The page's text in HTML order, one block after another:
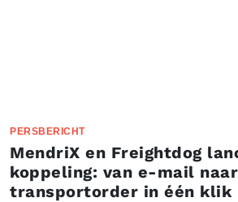
PERSBERICHT
MendriX en Freightdog
koppeling: van e-mail naar
transportorder in één klik